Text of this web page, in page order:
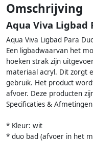
Omschrijving
Aqua Viva Ligbad
Aqua Viva Ligbad Para
Een ligbadwaarvan het
hoeken strak zijn
materiaal acryl. Dit zorgt
gebruik. Het product
afvoer. Deze producten
Specificaties & Afmetingen
* Kleur: wit
* duo bad (afvoer in het